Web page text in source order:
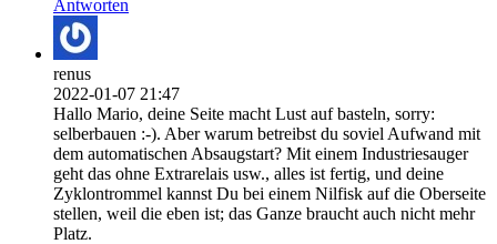
Antworten
renus
2022-01-07 21:47
Hallo Mario, deine Seite macht Lust auf basteln, sorry:
selberbauen :-). Aber warum betreibst du soviel Aufwand mit
dem automatischen Absaugstart? Mit einem Industriesauger
geht das ohne Extrarelais usw., alles ist fertig, und deine
Zyklontrommel kannst Du bei einem Nilfisk auf die Oberseite
stellen, weil die eben ist; das Ganze braucht auch nicht mehr
Platz.